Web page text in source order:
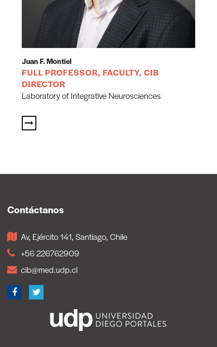
Juan F. Montiel
FULL PROFESSOR, FACULTY, CIB
DIRECTOR
Laboratory of Integrative Neurosciences
Contáctanos
Av, Ejército 141, Santiago, Chile
+56 226762909
cib@med.udp.cl